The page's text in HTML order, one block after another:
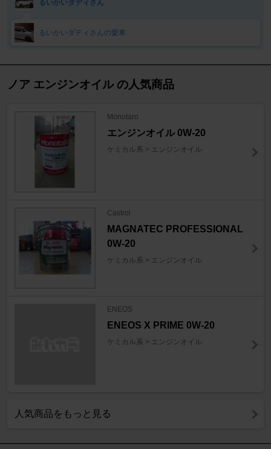
るいかいダディさん
るいかいダディさんの愛車
ノア エンジンオイル の人気商品
Monotaro
エンジンオイル 0W-20
ケミカル系 > エンジンオイル
Castrol
MAGNATEC PROFESSIONAL
0W-20
ケミカル系 > エンジンオイル
ENEOS
ENEOS X PRIME 0W-20
ケミカル系 > エンジンオイル
人気商品をもっと見る